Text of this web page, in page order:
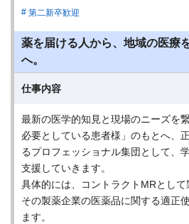
第二新卒歓迎
薬を届ける人から、地域の医療
へ。
仕事内容
最新の医学的知見と現場のニーズを
必要としている患者様」のもとへ、
るプロフェッショナル集団として、
支援していきます。
具体的には、コントラクトMRとして
その製薬企業の医薬品に関する適正
ます。